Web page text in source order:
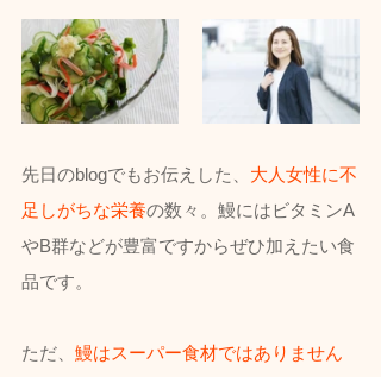
先日のblogでもお伝えした、 大人女性に不
足しがちな栄養の数々。鰻にはビタミンA
やB群などが豊富ですからぜひ加えたい食
品です。
ただ、 鰻はスーパー食材ではありません